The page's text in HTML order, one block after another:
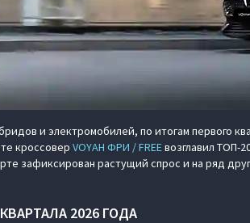
и электромобилей, по итогам первого
кроссовер VOYAH ФРИ / FREEвозглавил ТОП-
зафиксирован растущий спрос и на ряд
2026 ГОДА